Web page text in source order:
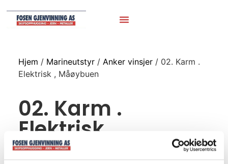
Hjem / Marineutstyr/ Anker vinsjer/ 02. Karm .
Elektrisk , Måøybuen
02. Karm .
Elektrisk ,
Måøybuen